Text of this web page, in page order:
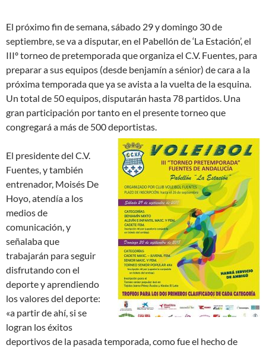
El próximo fin de semana, sábado 29 y domingo 30 de
septiembre, se va a disputar, en el Pabellón de ‘La Estación’, el
IIIº torneo de pretemporada que organiza el C.V. Fuentes, para
preparar a sus equipos (desde benjamín a sénior) de cara a la
próxima temporada que ya se avista a la vuelta de la esquina.
Un total de 50 equipos, disputarán hasta 78 partidos. Una
gran participación por tanto en el presente torneo que
congregará a más de 500 deportistas.
El presidente del C.V.
Fuentes, y también
entrenador, Moisés De
Hoyo, atendía a los
medios de
comunicación, y
señalaba que
trabajarán para seguir
disfrutando con el
deporte y aprendiendo
los valores del deporte:
«a partir de ahí, si se
logran los éxitos
deportivos de la pasada temporada, como fue el hecho de